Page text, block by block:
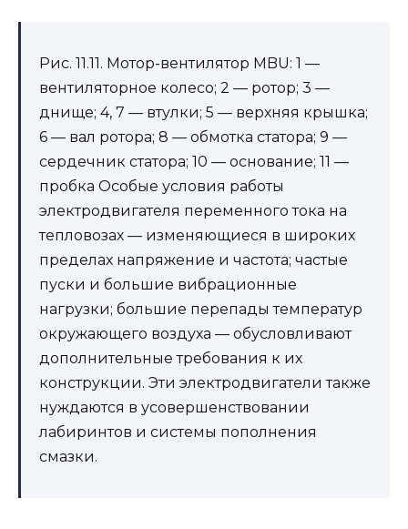
Рис. 11.11. Мотор-вентилятор MBU: 1 —
вентиляторное колесо; 2 — ротор; 3 —
днище; 4, 7 — втулки; 5 — верхняя крышка;
6 — вал ротора; 8 — обмотка статора; 9 —
сердечник статора; 10 — основание; 11 —
пробка Особые условия работы
электродвигателя переменного тока на
тепловозах — изменяющиеся в широких
пределах напряжение и частота; частые
пуски и большие вибрационные
нагрузки; большие перепады температур
окружающего воздуха — обусловливают
дополнительные требования к их
конструкции. Эти электродвигатели также
нуждаются в усовершенствовании
лабиринтов и системы пополнения
смазки.